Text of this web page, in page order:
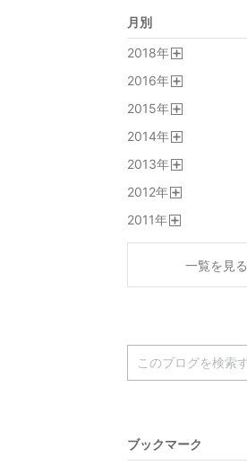
月別
2018年
2016年
2015年
2014年
2013年
2012年
2011年
一覧を見る
ブックマーク